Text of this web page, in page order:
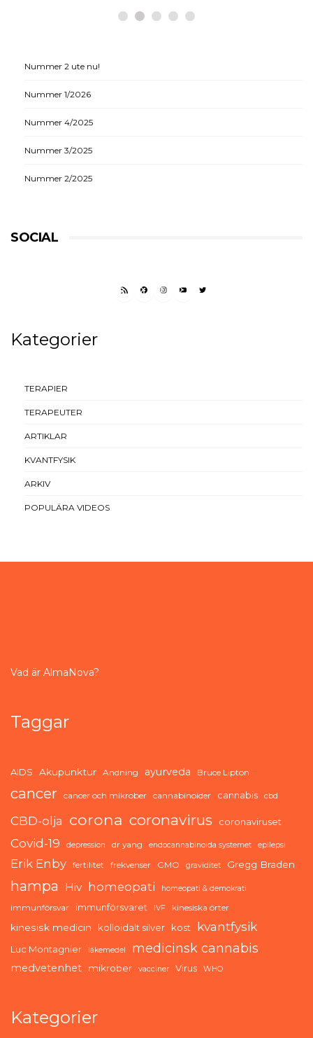
Nummer 2 ute nu!
Nummer 1/2026
Nummer 4/2025
Nummer 3/2025
Nummer 2/2025
SOCIAL
RSS FEEDFACEBOOK
INSTAGRAM
YOUTUBETWITTER
Kategorier
TERAPIER
TERAPEUTER
ARTIKLAR
KVANTFYSIK
ARKIV
POPULÄRA VIDEOS
Vad är AlmaNova?
Taggar
AIDS Akupunktur Andning ayurveda Bruce Lipton
cancer cancer och mikrober cannabinoider cannabis cbd
CBD-olja corona coronavirus coronaviruset
Covid-19 depression dr yang endocannabinoida systemet epilepsi
Erik Enby fertilitet frekvenser GMO graviditet Gregg Braden
hampa Hiv homeopati homeopati & demokrati
immunförsvar immunförsvaret IVF kinesiska örter
kinesisk medicin kolloidalt silver kost kvantfysik
Luc Montagnier läkemedel medicinsk cannabis
medvetenhet mikrober vacciner Virus WHO
Kategorier